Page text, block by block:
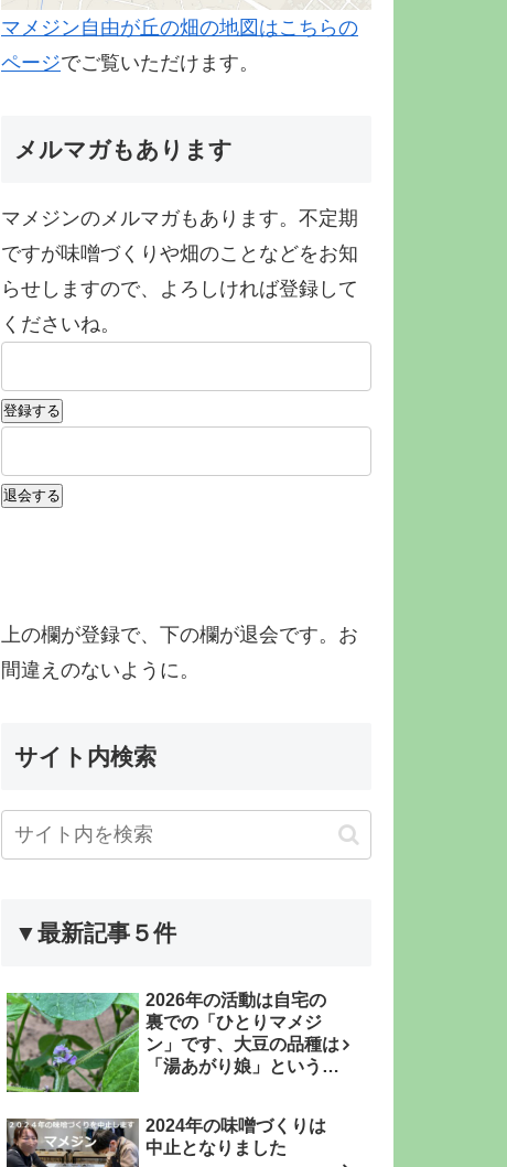
マメジン自由が丘の畑の地図はこちらの
ページでご覧いただけます。
メルマガもあります
マメジンのメルマガもあります。不定期
ですが味噌づくりや畑のことなどをお知
らせしますので、よろしければ登録して
くださいね。
上の欄が登録で、下の欄が退会です。お
間違えのないように。
サイト内検索
▼最新記事５件
2026年の活動は自宅の
裏での「ひとりマメジ
ン」です、大豆の品種は
「湯あがり娘」という枝
2024年の味噌づくりは
中止となりました